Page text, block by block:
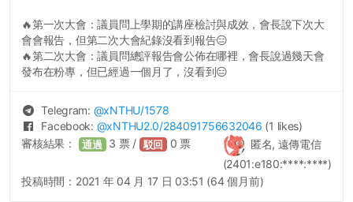
🔥第一次大會：議員問上學期的講座檢討與成效，會長說下次大
會會報告，但第二次大會紀錄沒看到報告😑
🔥第二次大會：議員問總評報告會公佈在哪裡，會長說過幾天會
發布在粉專，但已經過一個月了，沒看到😑
Telegram: @xNTHU/1578
Facebook: @xNTHU2.0/284091756632046 (1 likes)
匿名, 遠傳電信
(2401:e180:****:****)
審核結果： 通過 3 票 / 駁回 0 票
投稿時間： 2021 年 04 月 17 日 03:51 (64 個月前)